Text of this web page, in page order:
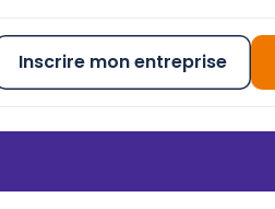
Inscrire mon entreprise